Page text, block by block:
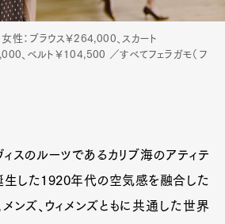
Gourmet
Cars
CultureLifestyle
Contact
：ブラウス￥264,000、スカート
、ベルト￥104,500 ／すべてフェラガモ（フ
ィスのルーツであるカリブ海のアティテ
誕生した1920年代の空気感を融合した
ンズ、ウィメンズともに共通した世界